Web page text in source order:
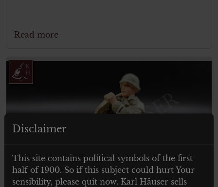
Read more
Disclaimer
This site contains political symbols of the first
half of 1900. So if this subject could hurt Your
sensibility, please quit now. Karl Häuser sells